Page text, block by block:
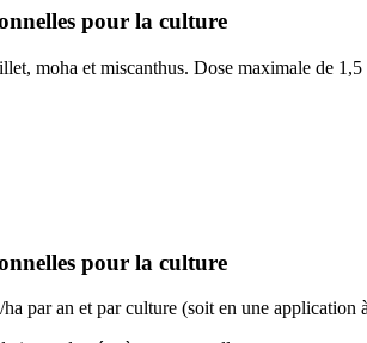
pour la culture
moha et miscanthus. Dose maximale de
pour la culture
par an et par culture (soit en une